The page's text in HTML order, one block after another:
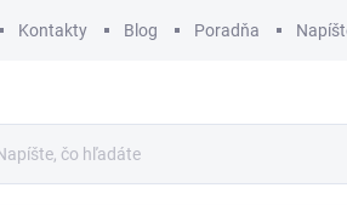
Kontakty Blog Poradňa